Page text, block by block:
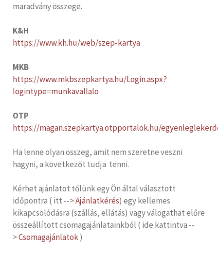
maradvány összege.
K&H
https://www.kh.hu/web/szep-kartya
MKB
https://www.mkbszepkartya.hu/Login.aspx?
logintype=munkavallalo
OTP
https://magan.szepkartya.otpportalok.hu/
Ha lenne olyan összeg, amit nem szeretne veszni
hagyni, a következőt tudja tenni.
Kérhet ajánlatot tőlünk egy Ön által választott
időpontra ( itt -->Ajánlatkérés) egy kellemes
kikapcsolódásra (szállás, ellátás) vagy válogathat előre
összeállított csomagajánlatainkból ( ide kattintva --
>Csomagajánlatok)